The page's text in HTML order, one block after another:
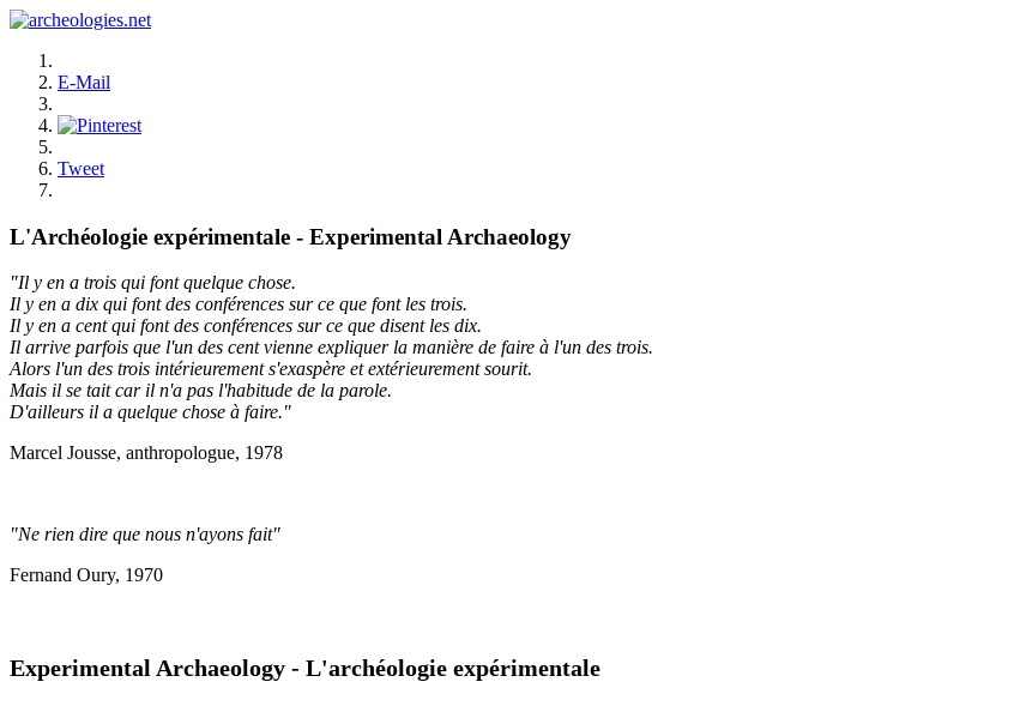
E-Mail
Tweet
L'Archéologie expérimentale - Experimental Archaeology
"Il y en a trois qui font quelque chose.
Il y en a dix qui font des conférences sur ce que font les trois.
Il y en a cent qui font des conférences sur ce que disent les dix.
Il arrive parfois que l'un des cent vienne expliquer la manière de faire à l'un des trois.
Alors l'un des trois intérieurement s'exaspère et extérieurement sourit.
Mais il se tait car il n'a pas l'habitude de la parole.
D'ailleurs il a quelque chose à faire."
Marcel Jousse, anthropologue, 1978
"Ne rien dire que nous n'ayons fait"
Fernand Oury, 1970
Experimental Archaeology - L'archéologie expérimentale